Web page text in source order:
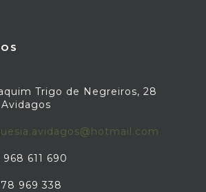
Trigo de Negreiros, 28
611 690
969 338